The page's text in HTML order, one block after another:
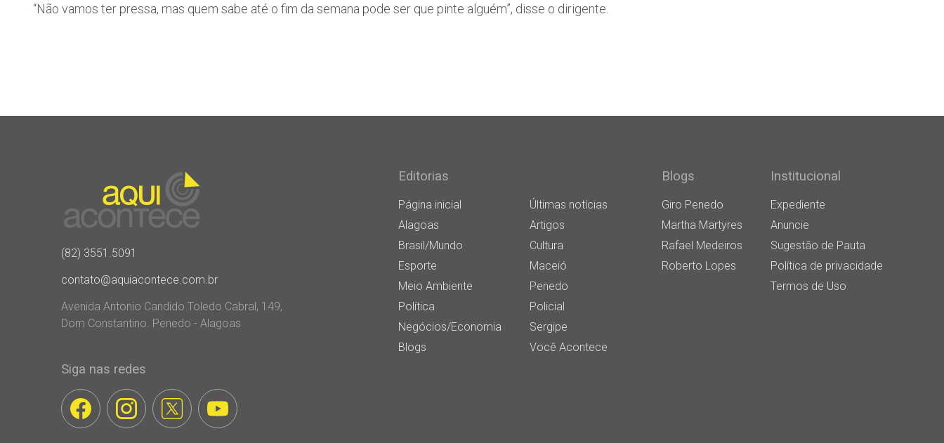
“Não vamos ter pressa, mas quem sabe até o fim da semana pode ser que pinte alguém”, disse o dirigente.
(82) 3551.5091
contato@aquiacontece.com.br
Avenida Antonio Candido Toledo Cabral, 149,
Dom Constantino. Penedo - Alagoas
Siga nas redes
Editorias
Página inicial
Últimas notícias
Alagoas
Artigos
Brasil/Mundo
Cultura
Esporte
Maceió
Meio Ambiente
Penedo
Política
Policial
Negócios/Economia
Sergipe
Blogs
Você Acontece
Blogs
Giro Penedo
Martha Martyres
Rafael Medeiros
Roberto Lopes
Institucional
Expediente
Anuncie
Sugestão de Pauta
Política de privacidade
Termos de Uso